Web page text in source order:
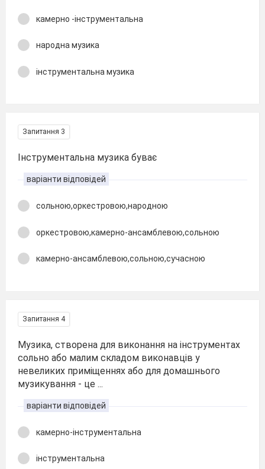
камерно -інструментальна
народна музика
інструментальна музика
Запитання 3
Інструментальна музика буває
варіанти відповідей
сольною,оркестровою,народною
оркестровою,камерно-ансамблевою,сольною
камерно-ансамблевою,сольною,сучасною
Запитання 4
Музика, створена для виконання на інструментах
сольно або малим складом виконавців у
невеликих приміщеннях або для домашнього
музикування - це ...
варіанти відповідей
камерно-інструментальна
інструментальна